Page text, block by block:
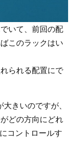
いて、前回の配
このラックはい
られる配置にで
きいのですが、
どの方向にどれ
コントロールす